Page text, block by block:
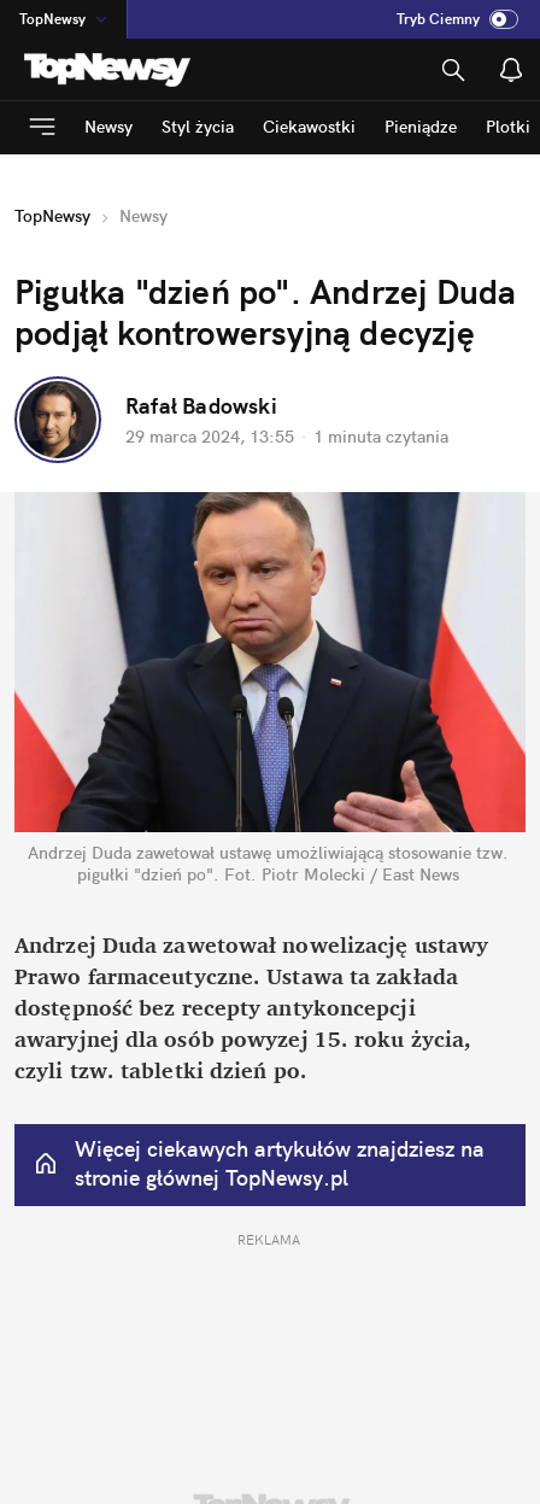
TopNewsy
na:Temat
INN:Poland
ASZ:dziennik
dad:HERO
Tryb Ciemny
Newsy Styl życia Ciekawostki Pieniądze Plotki
TopNewsy Newsy
Pigułka "dzień po". Andrzej Duda
podjął kontrowersyjną decyzję
Rafał Badowski
29 marca 2024, 13:55 · 1 minuta czytania
Andrzej Duda zawetował ustawę umożliwiającą stosowanie tzw.
pigułki "dzień po". Fot. Piotr Molecki / East News
Andrzej Duda zawetował nowelizację ustawy
Prawo farmaceutyczne. Ustawa ta zakłada
dostępność bez recepty antykoncepcji
awaryjnej dla osób powyzej 15. roku życia,
czyli tzw. tabletki dzień po.
Więcej ciekawych artykułów znajdziesz na
stronie głównej TopNewsy.pl
REKLAMA